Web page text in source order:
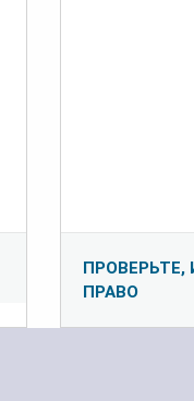
ПРОВЕРЬТЕ,
ПРАВО